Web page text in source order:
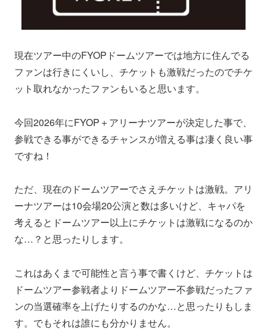
現在ツアー中のFYOPドームツアーでは地方に住んでる
ファンは行きにくいし、チケットも激戦だったのでチケ
ット取れなかったファンもいると思います。
今回2026年にFYOP＋アリーナツアーが決定した事で、
参戦できる事ができるチャンスが増える事は凄く良い事
ですね！
ただ、現在のドームツアーでさえチケットは激戦。アリ
ーナツアーは10会場20公演と数は多いけど、キャパを
考えるとドームツアー以上にチケットは激戦になるのか
な…？と思ったりします。
これはあくまで可能性と言う事で書くけど、チケットは
ドームツアー参戦者よりドームツアー不参戦だったファ
ンの当選確率を上げたりするのかな…と思ったりもしま
す。でもそれは誰にも分かりません。